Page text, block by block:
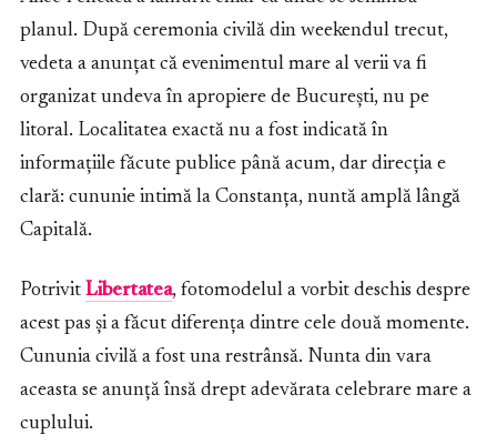
planul. După ceremonia civilă din weekendul trecut,
vedeta a anunțat că evenimentul mare al verii va fi
organizat undeva în apropiere de București, nu pe
litoral. Localitatea exactă nu a fost indicată în
informațiile făcute publice până acum, dar direcția e
clară: cununie intimă la Constanța, nuntă amplă lângă
Capitală.
Potrivit Libertatea, fotomodelul a vorbit deschis despre
acest pas și a făcut diferența dintre cele două momente.
Cununia civilă a fost una restrânsă. Nunta din vara
aceasta se anunță însă drept adevărata celebrare mare a
cuplului.